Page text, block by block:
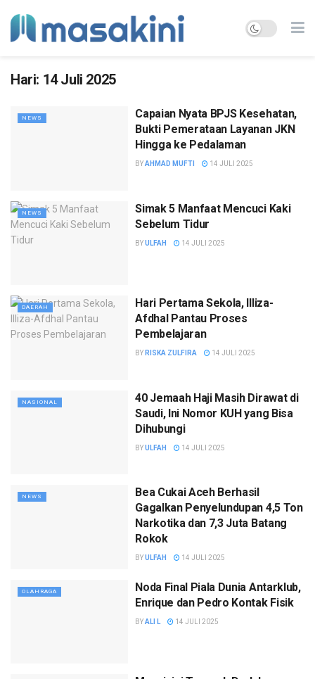
Hari: 14 Juli 2025
NEWS
Capaian Nyata BPJS Kesehatan,
Bukti Pemerataan Layanan JKN
Hingga ke Pedalaman
BYAHMAD MUFTI 14 JULI 2025
NEWS
Simak 5 Manfaat Mencuci Kaki
Sebelum Tidur
BYULFAH 14 JULI 2025
DAERAH
Hari Pertama Sekola, Illiza-
Afdhal Pantau Proses
Pembelajaran
BY RISKA ZULFIRA 14 JULI 2025
NASIONAL
40 Jemaah Haji Masih Dirawat di
Saudi, Ini Nomor KUH yang Bisa
Dihubungi
BYULFAH 14 JULI 2025
NEWS
Bea Cukai Aceh Berhasil
Gagalkan Penyelundupan 4,5 Ton
Narkotika dan 7,3 Juta Batang
Rokok
BYULFAH 14 JULI 2025
OLAHRAGA
Noda Final Piala Dunia Antarklub,
Enrique dan Pedro Kontak Fisik
BYALI L 14 JULI 2025